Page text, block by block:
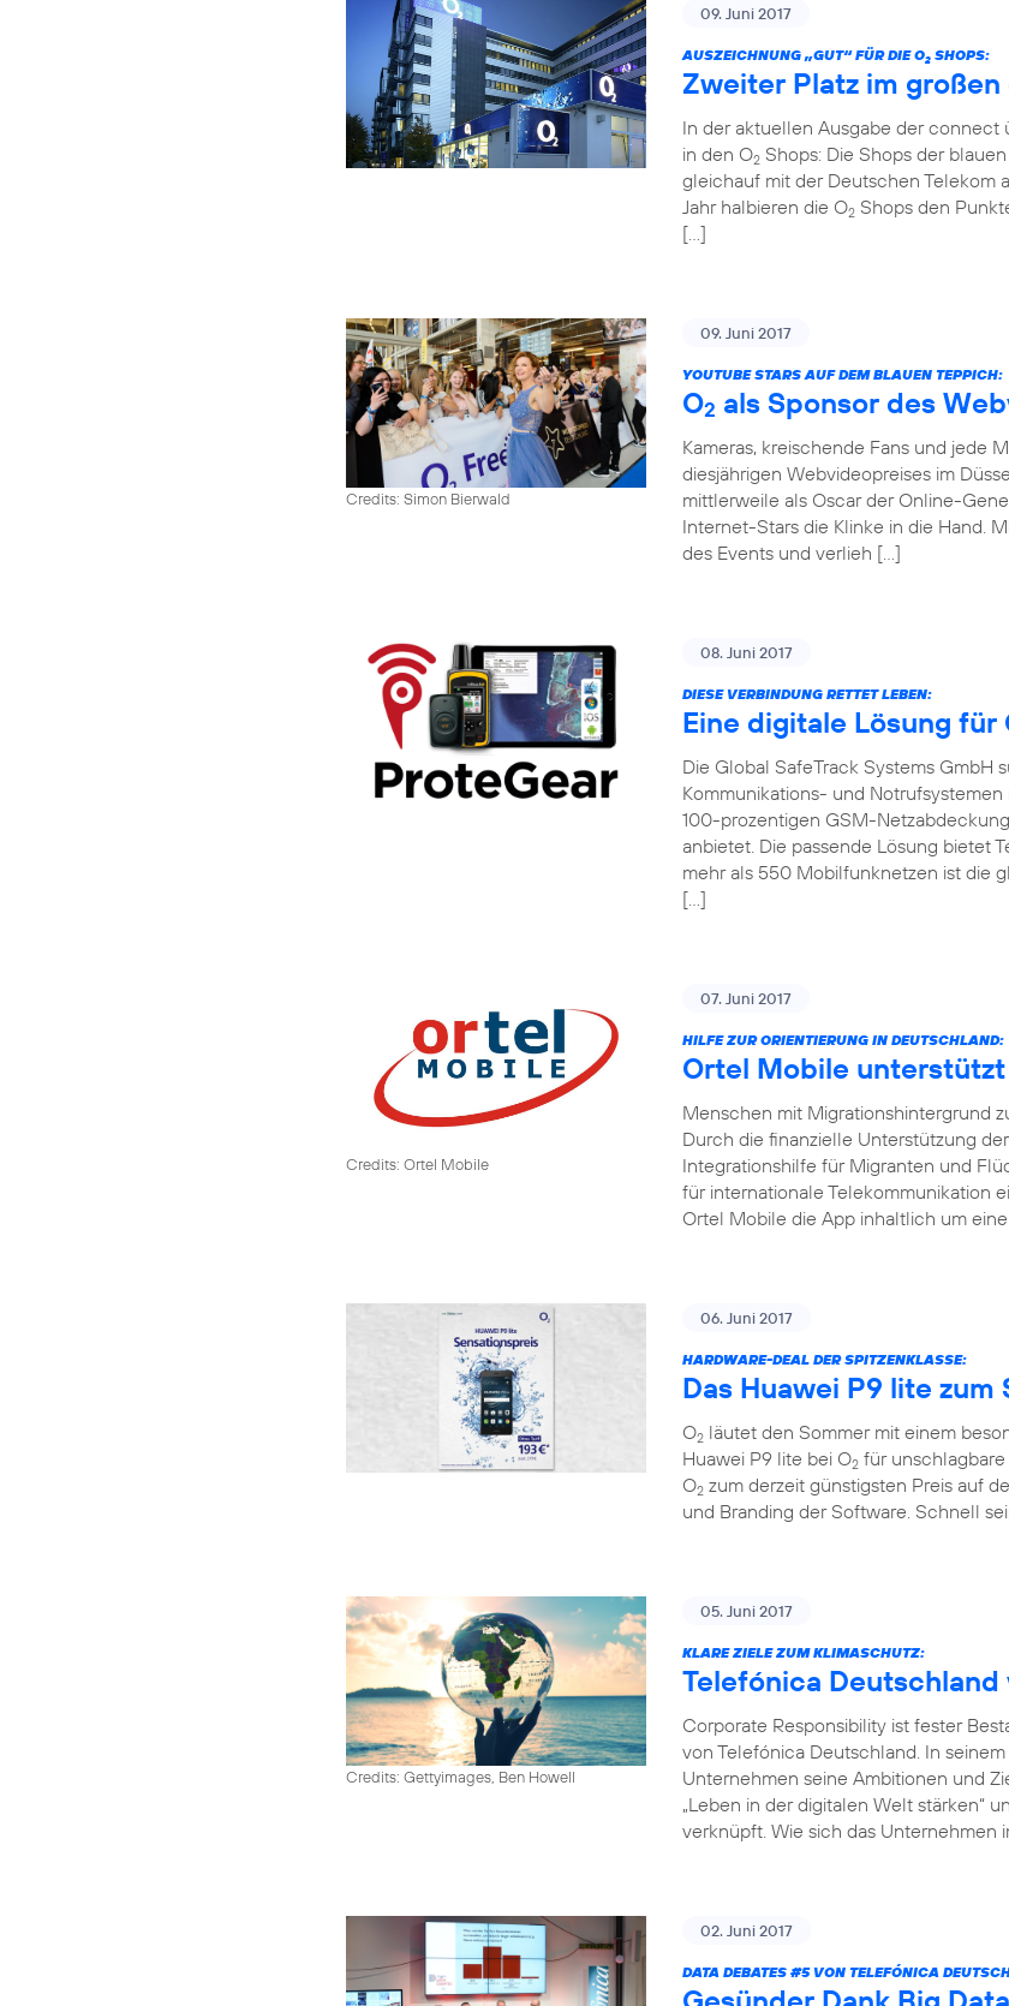
09. Juni 2017
AUSZEICHNUNG „GUT“ FÜR DIE O2 SHOPS:
Zweiter Platz im
In der aktuellen Ausgabe der
in den O2 Shops: Die Shops der
gleichauf mit der Deutschen Telekom
Jahr halbieren die O2 Shops den
[…]
Credits: Simon Bierwald
09. Juni 2017
YOUTUBE STARS AUF DEM BLAUEN TEPPICH:
O2 als Sponsor des
Kameras, kreischende Fans und jede
diesjährigen Webvideopreises im
mittlerweile als Oscar der Online-
Internet-Stars die Klinke in die Hand.
des Events und verlieh […]
08. Juni 2017
DIESE VERBINDUNG RETTET LEBEN:
Eine digitale Lösung für
Die Global SafeTrack Systems GmbH
Kommunikations- und
100-prozentigen GSM-
anbietet. Die passende Lösung bietet
mehr als 550 Mobilfunknetzen ist die
[…]
Credits: Ortel Mobile
07. Juni 2017
HILFE ZUR ORIENTIERUNG IN DEUTSCHLAND:
Ortel Mobile
Menschen mit Migrationshintergrund
Durch die finanzielle Unterstützung
Integrationshilfe für Migranten und
für internationale Telekommunikation
Ortel Mobile die App inhaltlich um
06. Juni 2017
HARDWARE-DEAL DER SPITZENKLASSE:
Das Huawei P9 lite
O2 läutet den Sommer mit einem
Huawei P9 lite bei O2 für
O2 zum derzeit günstigsten Preis auf
und Branding der Software. Schnell
Credits: Gettyimages, Ben Howell
05. Juni 2017
KLARE ZIELE ZUM KLIMASCHUTZ:
Telefónica
Corporate Responsibility ist fester
von Telefónica Deutschland. In
Unternehmen seine Ambitionen und
„Leben in der digitalen Welt stärken“
verknüpft. Wie sich das Unternehmen
02. Juni 2017
DATA DEBATES #5VON TELEFÓNICA